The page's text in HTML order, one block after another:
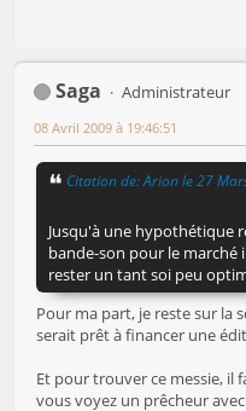
Saga Administrateur
08 Avril 2009 à 19:46:51
Citation de: Arion le 27
Jusqu'à une hypothétique
bande-son pour le
rester un tant soi peu
Pour ma part, je reste sur la
serait prêt à financer une
Et pour trouver ce messie, il
vous voyez un prêcheur